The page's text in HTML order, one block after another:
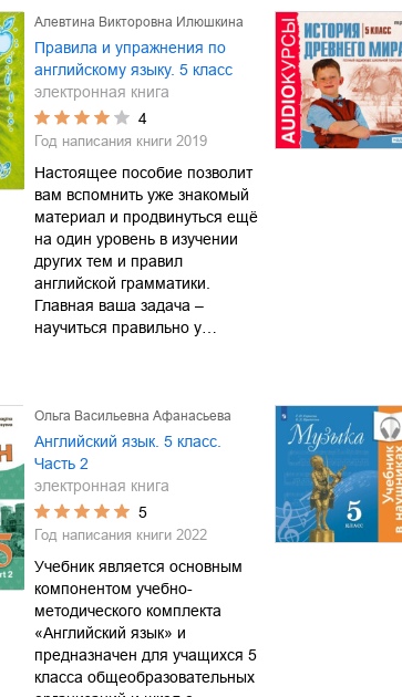
Алевтина Викторовна Илюшкина
Правила и упражнения по
английскому языку. 5 класс
электронная книга
4
Год написания книги 2019
Настоящее пособие позволит
вам вспомнить уже знакомый
материал и продвинуться ещё
на один уровень в изучении
других тем и правил
английской грамматики.
Главная ваша задача –
научиться правильно у…
Ольга Васильевна Афанасьева
Английский язык. 5 класс.
Часть 2
электронная книга
5
Год написания книги 2022
Учебник является основным
компонентом учебно-
методического комплекта
«Английский язык» и
предназначен для учащихся 5
класса общеобразовательных